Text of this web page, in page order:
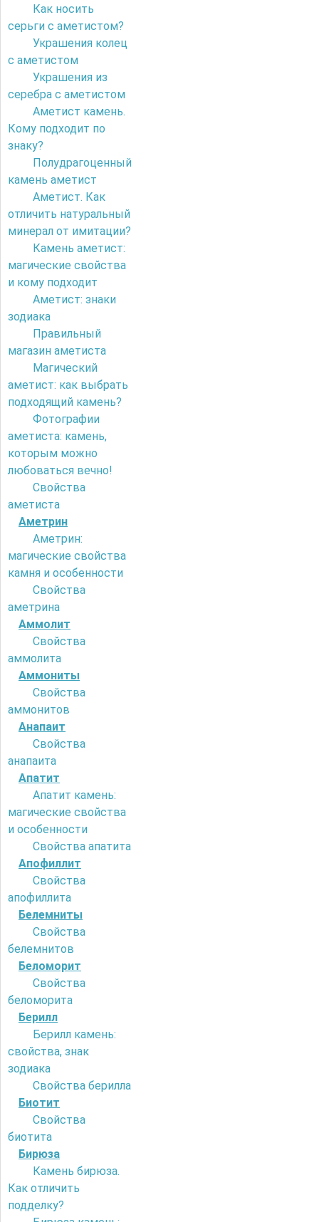
Как носить
серьги с аметистом?
Украшения колец
с аметистом
Украшения из
серебра с аметистом
Аметист камень.
Кому подходит по
знаку?
Полудрагоценный
камень аметист
Аметист. Как
отличить натуральный
минерал от имитации?
Камень аметист:
магические свойства
и кому подходит
Аметист: знаки
зодиака
Правильный
магазин аметиста
Магический
аметист: как выбрать
подходящий камень?
Фотографии
аметиста: камень,
которым можно
любоваться вечно!
Свойства
аметиста
Аметрин
Аметрин:
магические свойства
камня и особенности
Свойства
аметрина
Аммолит
Свойства
аммолита
Аммониты
Свойства
аммонитов
Анапаит
Свойства
анапаита
Апатит
Апатит камень:
магические свойства
и особенности
Свойства апатита
Апофиллит
Свойства
апофиллита
Белемниты
Свойства
белемнитов
Беломорит
Свойства
беломорита
Берилл
Берилл камень:
свойства, знак
зодиака
Свойства берилла
Биотит
Свойства
биотита
Бирюза
Камень бирюза.
Как отличить
подделку?